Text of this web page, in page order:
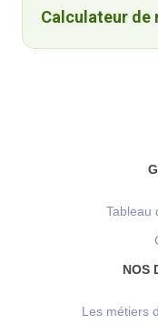
Calculateur de
Tableau
NOS
Les métiers